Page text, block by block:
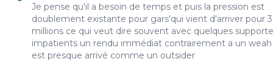
Je pense qu'il a besoin de temps et puis la pression est
doublement existante pour gars'qui vient d'arriver pour
millions ce qui veut dire souvent avec quelques
impatients un rendu immédiat contrairement a un
est presque arrivé comme un outsider